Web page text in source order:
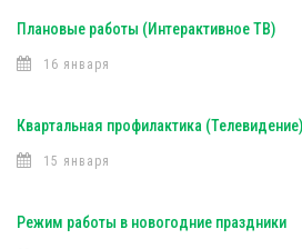
Плановые работы (Интерактивное ТВ)
16 января
Квартальная профилактика (Телевидение)
15 января
Режим работы в новогодние праздники